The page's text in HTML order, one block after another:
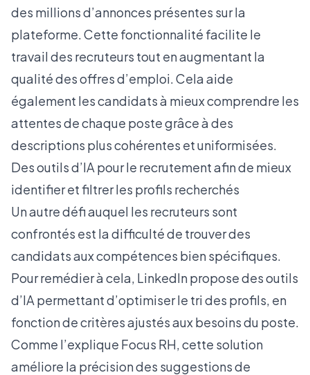
des millions d’annonces présentes sur la
plateforme. Cette fonctionnalité facilite le
travail des recruteurs tout en augmentant la
qualité des offres d’emploi. Cela aide
également les candidats à mieux comprendre les
attentes de chaque poste grâce à des
descriptions plus cohérentes et uniformisées.
Des outils d’IA pour le recrutement afin de mieux
identifier et filtrer les profils recherchés
Un autre défi auquel les recruteurs sont
confrontés est la difficulté de trouver des
candidats aux compétences bien spécifiques.
Pour remédier à cela, LinkedIn propose des outils
d’IA permettant d’optimiser le tri des profils, en
fonction de critères ajustés aux besoins du poste.
Comme l’explique Focus RH, cette solution
améliore la précision des suggestions de